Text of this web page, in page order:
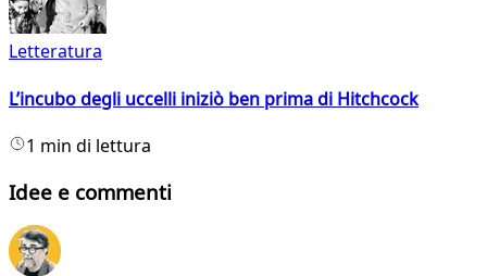
Letteratura
L’incubo degli uccelli iniziò ben prima di Hitchcock
1 min di lettura
Idee e commenti